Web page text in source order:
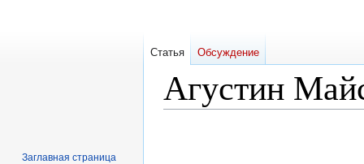
Агустин
Статья Обсуждение
Заглавная страница